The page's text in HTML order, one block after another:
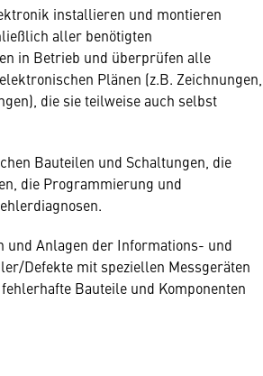
installieren und montieren
aller benötigten
in Betrieb und überprüfen alle
Plänen (z.B. Zeichnungen,
die sie teilweise auch selbst
Bauteilen und Schaltungen, die
die Programmierung und
und Anlagen der Informations- und
Defekte mit speziellen Messgeräten
Bauteile und Komponenten